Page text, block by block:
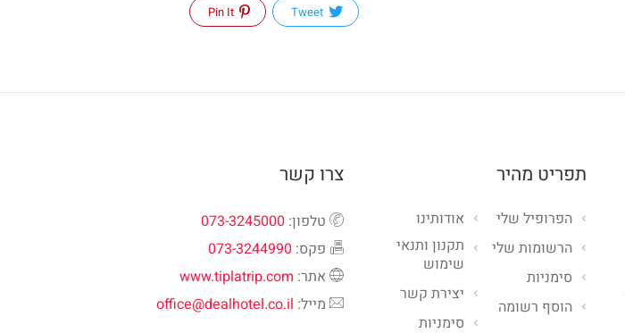
תפריט מהיר
אודותינו
תקנון ותנאי
שימוש
יצירת קשר
סימניות
הפרופיל שלי
הרשומות שלי
סימניות
הוסף רשומה
צרו קשר
טלפון: 073-3245000
פקס: 073-3244990
אתר: www.tiplatrip.com
מייל: office@dealhotel.co.il